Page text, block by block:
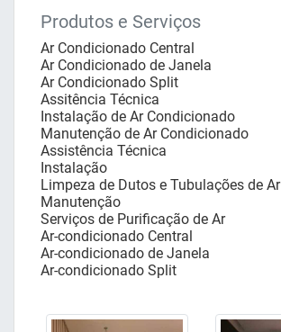
Produtos e Serviços
Ar Condicionado Central
Ar Condicionado de Janela
Ar Condicionado Split
Assitência Técnica
Instalação de Ar Condicionado
Manutenção de Ar Condicionado
Assistência Técnica
Instalação
Limpeza de Dutos e Tubulações de Ar
Manutenção
Serviços de Purificação de Ar
Ar-condicionado Central
Ar-condicionado de Janela
Ar-condicionado Split